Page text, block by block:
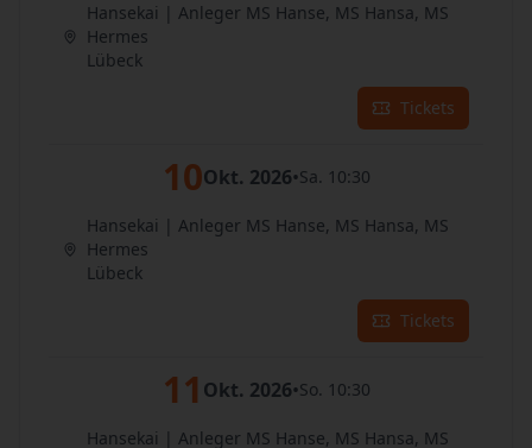
Hansekai | Anleger MS Hanse, MS Hansa, MS
Hermes
Lübeck
Tickets
10Okt. 2026•Sa. 10:30
Hansekai | Anleger MS Hanse, MS Hansa, MS
Hermes
Lübeck
Tickets
11 Okt. 2026•So. 10:30
Hansekai | Anleger MS Hanse, MS Hansa, MS